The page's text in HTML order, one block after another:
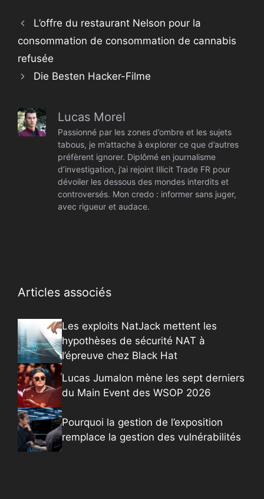
L’offre du restaurant Nelson pour la
consommation de consommation de cannabis
refusée
Die Besten Hacker-Filme
Lucas Morel
Passionné par les zones d’ombre et les sujets
tabous, je m’attache à explorer ce que d’autres
préfèrent ignorer. Diplômé en journalisme
d’investigation, j’ai rejoint Illicit Trade FR pour
dévoiler les dessous des mondes interdits et
controversés. Mon credo : informer sans juger,
avec rigueur et audace.
Articles associés
Les exploits NatJack mettent les
hypothèses de sécurité NAT à
l’épreuve chez Black Hat
Lucas Jumalon mène les sept derniers
du Main Event des WSOP 2026
Pourquoi la gestion de l’exposition
remplace la gestion des vulnérabilités